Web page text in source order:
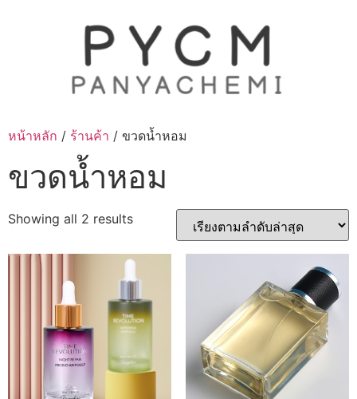
หน้าหลัก / ร้านค้า / ขวดน้ำหอม
ขวดน้ำหอม
Showing all 2 resultsSorted
latest